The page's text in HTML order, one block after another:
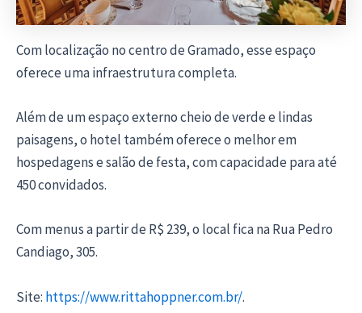
Com localização no centro de Gramado, esse espaço
oferece uma infraestrutura completa.
Além de um espaço externo cheio de verde e lindas
paisagens, o hotel também oferece o melhor em
hospedagens e salão de festa, com capacidade para até
450 convidados.
Com menus a partir de R$ 239, o local fica na Rua Pedro
Candiago, 305.
Site: https://www.rittahoppner.com.br/.